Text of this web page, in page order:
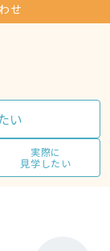
せ
い
実際に
見学したい